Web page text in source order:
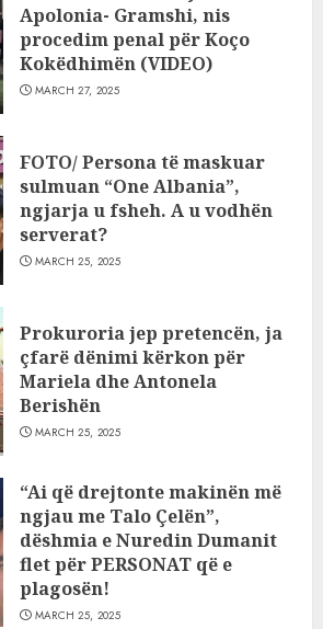
Apolonia- Gramshi, nis
procedim penal për Koço
Kokëdhimën (VIDEO)
MARCH 27, 2025
FOTO/ Persona të maskuar
sulmuan “One Albania”,
ngjarja u fsheh. A u vodhën
serverat?
MARCH 25, 2025
Prokuroria jep pretencën, ja
çfarë dënimi kërkon për
Mariela dhe Antonela
Berishën
MARCH 25, 2025
“Ai që drejtonte makinën më
ngjau me Talo Çelën”,
dëshmia e Nuredin Dumanit
flet për PERSONAT që e
plagosën!
MARCH 25, 2025